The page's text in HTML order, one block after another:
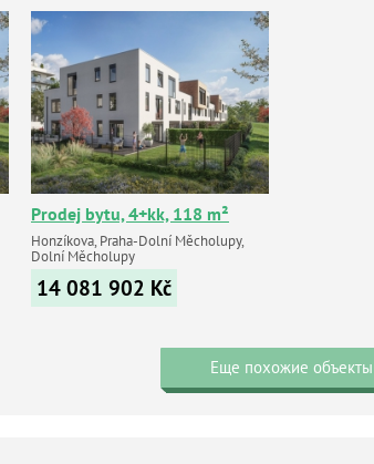
Prodej bytu, 4+kk, 118 m²
Honzíkova, Praha-Dolní Měcholupy,
Dolní Měcholupy
14 081 902 Kč
Еще похожие объекты